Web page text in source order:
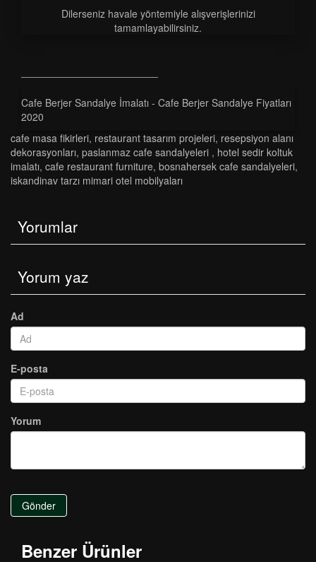
Dilerseniz havale yöntemiyle alışverişlerinizi
tamamlayabilirsiniz.
Cafe Berjer Sandalye İmalatı - Cafe Berjer Sandalye Fiyatları
2020
cafe masa fikirleri, restaurant tasarım projeleri, resepsiyon alanı
dekorasyonları, paslanmaz cafe sandalyeleri , hotel sedir koltuk
i̇malatı, cafe restaurant furniture, bosnahersek cafe sandalyeleri̇,
i̇skandinav tarzı mimari otel mobilyaları
Yorumlar
Yorum yaz
Ad
E-posta
Yorum
Gönder
Benzer Ürünler